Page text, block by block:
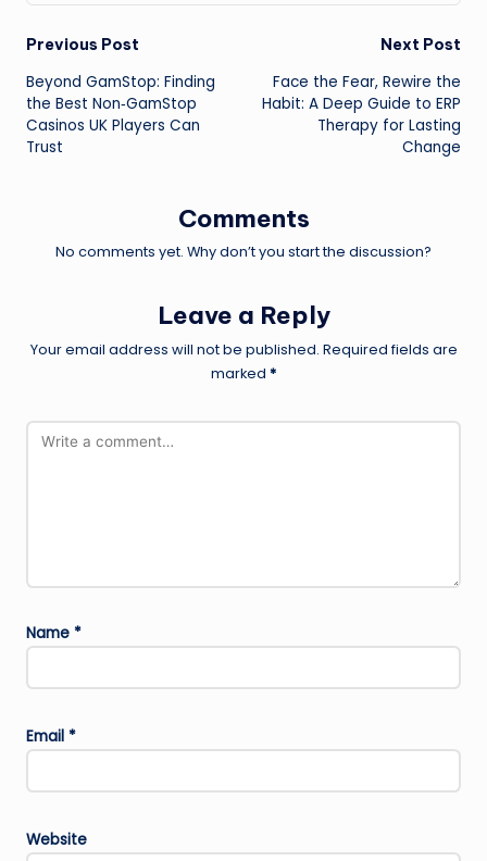
Post
navigation
Previous Post
Beyond GamStop: Finding
the Best Non‑GamStop
Casinos UK Players Can
Trust
Next Post
Face the Fear, Rewire the
Habit: A Deep Guide to ERP
Therapy for Lasting
Change
Comments
No comments yet. Why don’t you start the discussion?
Leave a Reply
Your email address will not be published. Required fields are
marked *
Name *
Email *
Website